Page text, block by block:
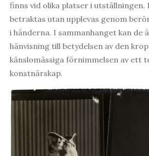
finns vid olika platser i utställningen.
betraktas utan upplevas genom
i händerna. I sammanhanget kan de
hänvisning till betydelsen av den
känslomässiga förnimmelsen av ett
konstnärskap.